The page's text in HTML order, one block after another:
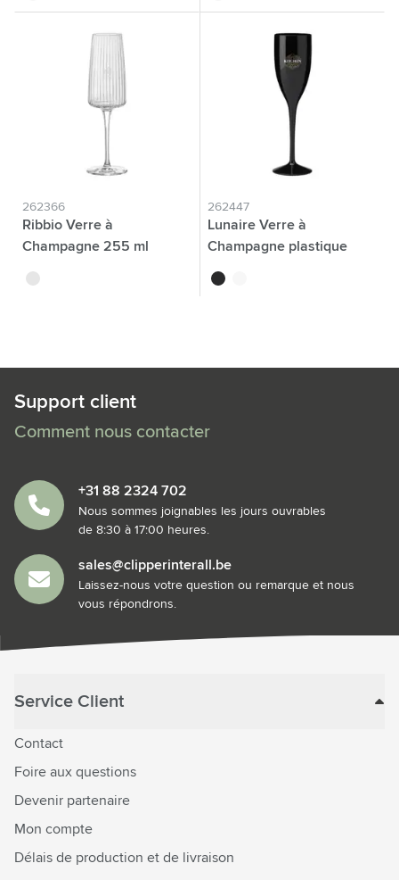
262366
Ribbio Verre à
Champagne 255 ml
translucide
262447
Lunaire Verre à
Champagne plastique
noir
Support client
Comment nous contacter
+31 88 2324 702
Nous sommes joignables les jours ouvrables
de 8:30 à 17:00 heures.
sales@clipperinterall.be
Laissez-nous votre question ou remarque et nous
vous répondrons.
Service Client
Contact
Foire aux questions
Devenir partenaire
Mon compte
Délais de production et de livraison